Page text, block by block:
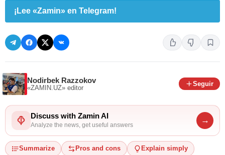
¡Lee «Zamin» en Telegram!
Nodirbek Razzokov
«ZAMIN.UZ» editor
Seguir
Discuss with Zamin AI
Analyze the news, get useful answers
→
Summarize Pros and cons Explain simply